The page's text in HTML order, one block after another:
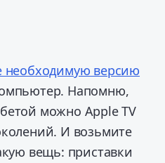
необходимую версию
Напомню,
можно Apple TV
И возьмите
вещь: приставки